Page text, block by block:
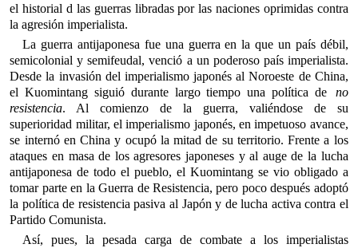
el historial d las guerras libradas por las naciones oprimidas contra
la agresión imperialista.
La guerra antijaponesa fue una guerra en la que un país débil,
semicolonial y semifeudal, venció a un poderoso país imperialista.
Desde la invasión del imperialismo japonés al Noroeste de China,
el Kuomintang siguió durante largo tiempo una política deno
resistencia. Al comienzo de la guerra, valiéndose de su
superioridad militar, el imperialismo japonés, en impetuoso avance,
se internó en China y ocupó la mitad de su territorio. Frente a los
ataques en masa de los agresores japoneses y al auge de la lucha
antijaponesa de todo el pueblo, el Kuomintang se vio obligado a
tomar parte en la Guerra de Resistencia, pero poco después adoptó
la política de resistencia pasiva al Japón y de lucha activa contra el
Partido Comunista.
Así, pues, la pesada carga de combate a los imperialistas